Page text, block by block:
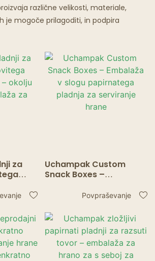
Z Duhovirazlične velikosti, materiale,
je mogoče prilagoditi, in podpira
za
za
Uchampak Custom
Snack Boxes –
papirnatega pladnja za
Povpraševanje